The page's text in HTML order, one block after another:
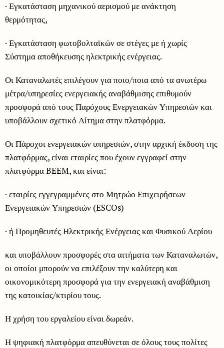
· Εγκατάσταση μηχανικού αερισμού με ανάκτηση
θερμότητας,
· Εγκατάσταση φωτοβολταϊκών σε στέγες με ή χωρίς
Σύστημα αποθήκευσης ηλεκτρικής ενέργειας.
Οι Καταναλωτές επιλέγουν για ποιο/ποια από τα ανωτέρω
μέτρα/υπηρεσίες ενεργειακής αναβάθμισης επιθυμούν
προσφορά από τους Παρόχους Ενεργειακών Υπηρεσιών και
υποβάλλουν σχετικό Αίτημα στην πλατφόρμα.
Οι Πάροχοι ενεργειακών υπηρεσιών, στην αρχική έκδοση της
πλατφόρμας, είναι εταιρίες που έχουν εγγραφεί στην
πλατφόρμα BEEM, και είναι:
· εταιρίες εγγεγραμμένες στο Μητρώο Επιχειρήσεων
Ενεργειακών Υπηρεσιών (ESCOs)
· ή Προμηθευτές Ηλεκτρικής Ενέργειας και Φυσικού Αερίου
και υποβάλλουν προσφορές στα αιτήματα των Καταναλωτών,
οι οποίοι μπορούν να επιλέξουν την καλύτερη και
οικονομικότερη προσφορά για την ενεργειακή αναβάθμιση
της κατοικίας/κτιρίου τους.
Η χρήση του εργαλείου είναι δωρεάν.
Η ψηφιακή πλατφόρμα απευθύνεται σε όλους τους πολίτες